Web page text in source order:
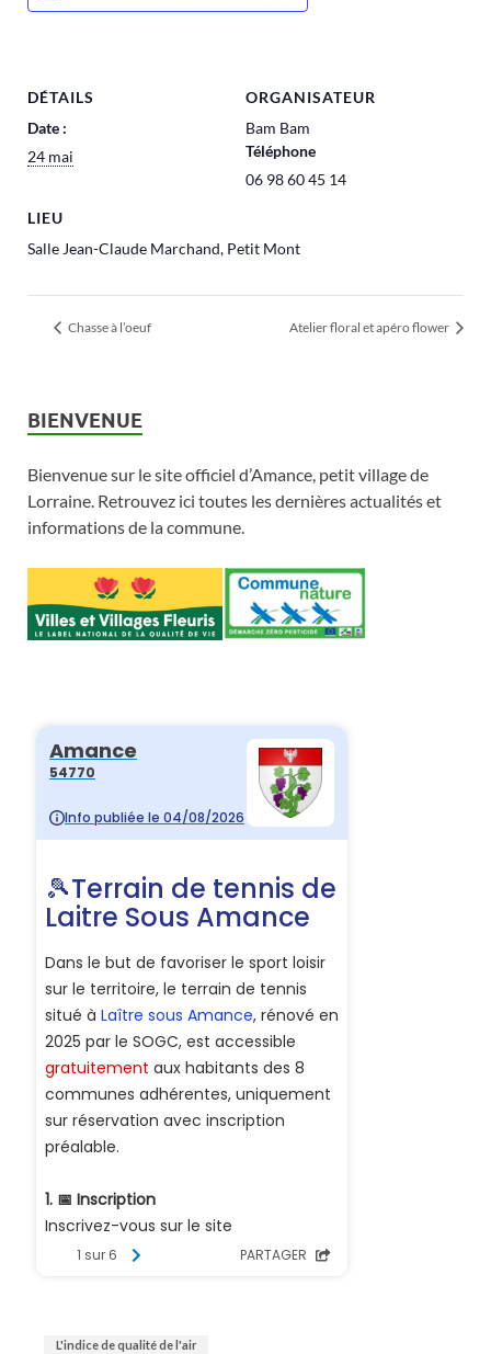
DÉTAILS
Date :
24 mai
LIEU
Salle Jean-Claude Marchand, Petit Mont
ORGANISATEUR
Bam Bam
Téléphone
06 98 60 45 14
Chasse à l’oeuf Atelier floral et apéro flower
BIENVENUE
Bienvenue sur le site officiel d’Amance, petit village de
Lorraine. Retrouvez ici toutes les dernières actualités et
informations de la commune.